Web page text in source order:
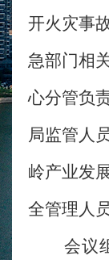
开火灾事
急部门相
心分管负
局监管人
岭产业发
全管理人
会议组